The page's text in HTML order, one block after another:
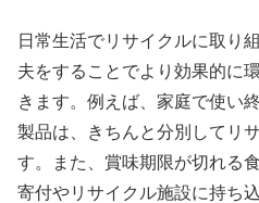
日常生活でリサイクルに取り
夫をすることでより効果的に
きます。例えば、家庭で使い
製品は、きちんと分別してリ
す。また、賞味期限が切れる
寄付やリサイクル施設に持ち